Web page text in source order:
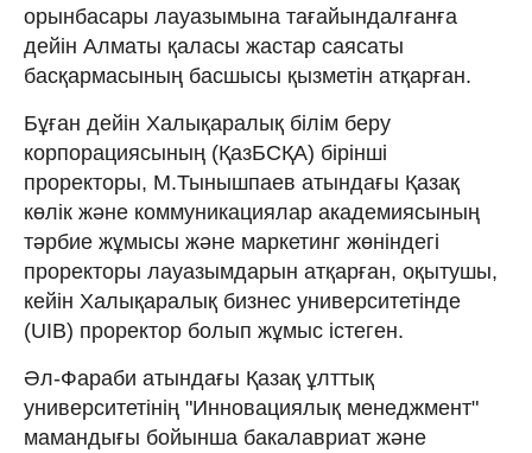
орынбасары лауазымына тағайындалғанға
дейін Алматы қаласы жастар саясаты
басқармасының басшысы қызметін атқарған.
Бұған дейін Халықаралық білім беру
корпорациясының (ҚазБСҚА) бірінші
проректоры, М.Тынышпаев атындағы Қазақ
көлік және коммуникациялар академиясының
тәрбие жұмысы және маркетинг жөніндегі
проректоры лауазымдарын атқарған, оқытушы,
кейін Халықаралық бизнес университетінде
(UIB) проректор болып жұмыс істеген.
Әл-Фараби атындағы Қазақ ұлттық
университетінің "Инновациялық менеджмент"
мамандығы бойынша бакалавриат және